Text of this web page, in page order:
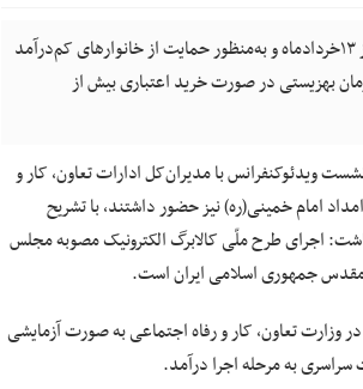
کسب و کار نیوز- وزیر تعاون، کار و رفاه اجتماعی گفت: از ۱۳خرداد‌ماه و به‌منظور حمایت از خانوارهای کم‌درآمد
بهزیستی در صورت خرید اعتباری بیش از
ویدئوکنفرانس با مدیران‌کل ادارات تعاون، کار و
امام‌ خمینی‌(ره) نیز حضور داشتند، با تشریح
اجرای طرح ملّی کالابرگ الکترونیک مصوبه مجلس
جمهوری اسلامی ایران است.
وزارت تعاون، کار و رفاه اجتماعی به صورت آزمایشی